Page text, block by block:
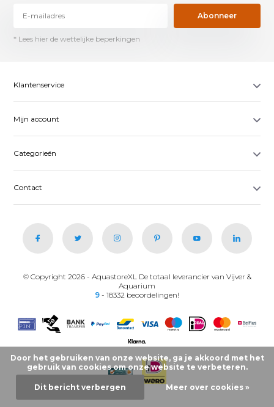
Abonneer
* Lees hier de wettelijke beperkingen
Klantenservice
Mijn account
Categorieën
Contact
© Copyright 2026 - AquastoreXL De totaal leverancier van Vijver &
Aquarium
9 - 18332 beoordelingen!
Door het gebruiken van onze website, ga je akkoord met het
gebruik van cookies om onze website te verbeteren.
Dit bericht verbergen Meer over cookies »